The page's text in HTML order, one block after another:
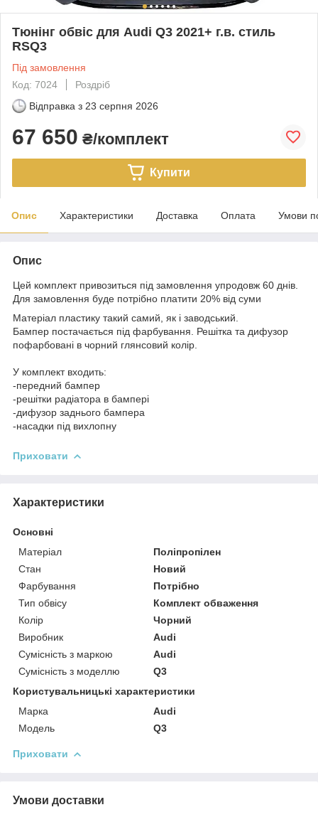
Тюнінг обвіс для Audi Q3 2021+ г.в. стиль
RSQ3
Під замовлення
Код: 7024
Роздріб
Відправка з 23 серпня 2026
67 650 ₴/комплект
Купити
Опис Характеристики Доставка Оплата Умови
Опис
Цей комплект привозиться під замовлення упродовж 60 днів.
Для замовлення буде потрібно платити 20% від суми
Матеріал пластику такий самий, як і заводський.
Бампер постачається під фарбування. Решітка та дифузор
пофарбовані в чорний глянсовий колір.
У комплект входить:
-передний бампер
-решітки радіатора в бампері
-дифузор заднього бампера
-насадки під вихлопну
Приховати
Характеристики
Основні
Матеріал
Поліпропілен
Стан
Новий
Фарбування
Потрібно
Тип обвісу
Комплект обваження
Колір
Чорний
Виробник
Audi
Сумісність з маркою
Audi
Сумісність з моделлю
Q3
Користувальницькі характеристики
Марка
Audi
Модель
Q3
Приховати
Умови доставки